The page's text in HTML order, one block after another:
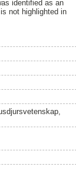
identified as an
not highlighted in